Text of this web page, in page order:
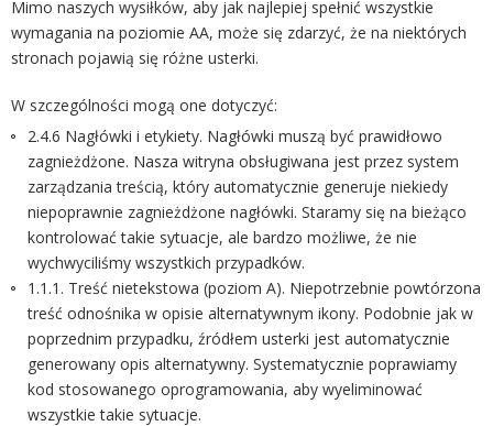
Mimo naszych wysiłków, aby jak najlepiej spełnić wszystkie
wymagania na poziomie AA, może się zdarzyć, że na niektórych
stronach pojawią się różne usterki.
W szczególności mogą one dotyczyć:
2.4.6 Nagłówki i etykiety. Nagłówki muszą być prawidłowo
zagnieżdżone. Nasza witryna obsługiwana jest przez system
zarządzania treścią, który automatycznie generuje niekiedy
niepoprawnie zagnieżdżone nagłówki. Staramy się na bieżąco
kontrolować takie sytuacje, ale bardzo możliwe, że nie
wychwyciliśmy wszystkich przypadków.
1.1.1. Treść nietekstowa (poziom A). Niepotrzebnie powtórzona
treść odnośnika w opisie alternatywnym ikony. Podobnie jak w
poprzednim przypadku, źródłem usterki jest automatycznie
generowany opis alternatywny. Systematycznie poprawiamy
kod stosowanego oprogramowania, aby wyeliminować
wszystkie takie sytuacje.